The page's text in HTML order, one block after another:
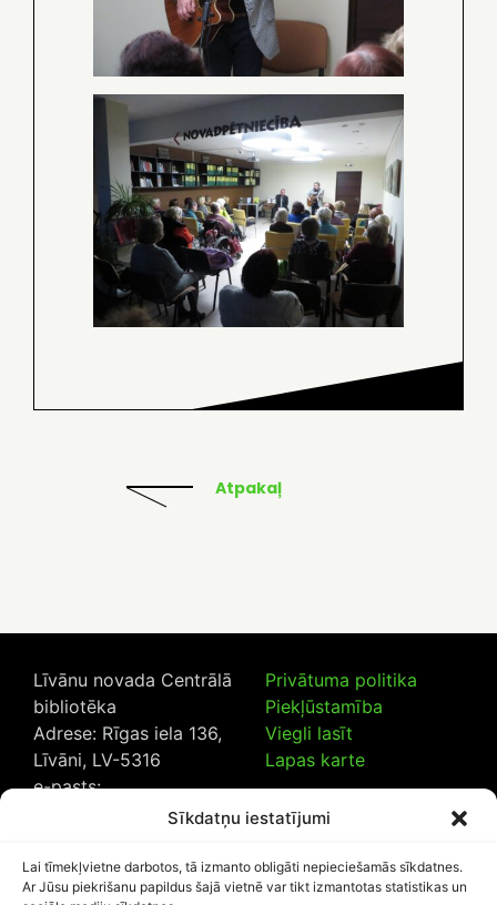
Sīkdatņu iestatījumi
Lai tīmekļvietne darbotos, tā izmanto obligāti nepieciešamās sīkdatnes.
Ar Jūsu piekrišanu papildus šajā vietnē var tikt izmantotas statistikas un
Atpakaļ
Līvānu novada Centrālā
bibliotēka
Adrese: Rīgas iela 136,
Līvāni, LV-5316
e-pasts:
20230925
Privātuma politika
Piekļūstamība
Viegli lasīt
Lapas karte